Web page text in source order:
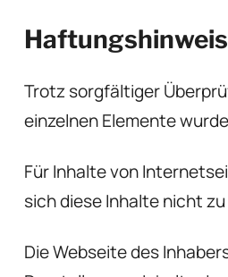
Trotz sorgfältiger
einzelnen Elemente
Für Inhalte von
sich diese Inhalte nicht
Die Webseite des